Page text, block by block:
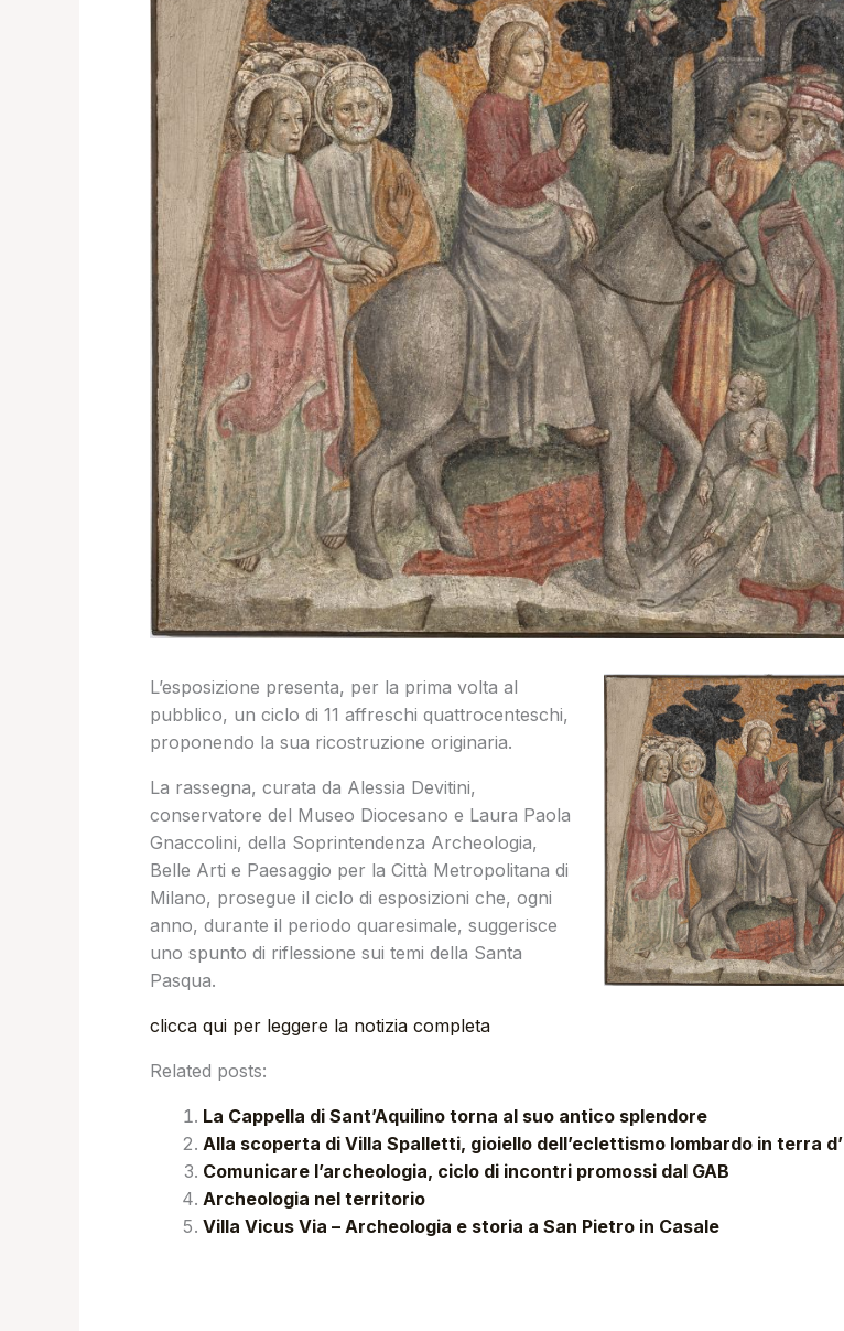
L’esposizione presenta, per la prima volta al
pubblico, un ciclo di 11 affreschi quattrocenteschi,
proponendo la sua ricostruzione originaria.
La rassegna, curata da Alessia Devitini,
conservatore del Museo Diocesano e Laura Paola
Gnaccolini, della Soprintendenza Archeologia,
Belle Arti e Paesaggio per la Città Metropolitana di
Milano, prosegue il ciclo di esposizioni che, ogni
anno, durante il periodo quaresimale, suggerisce
uno spunto di riflessione sui temi della Santa
Pasqua.
clicca qui per leggere la notizia completa
Related posts:
La Cappella di Sant’Aquilino torna al suo antico splendore
Alla scoperta di Villa Spalletti, gioiello dell’eclettismo lombardo in terra
Comunicare l’archeologia, ciclo di incontri promossi dal GAB
Archeologia nel territorio
Villa Vicus Via – Archeologia e storia a San Pietro in Casale